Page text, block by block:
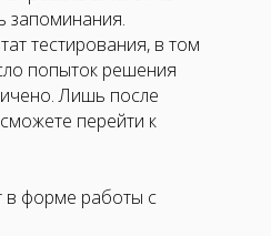
запоминания.
тестирования, в том
попыток решения
Лишь после
перейти к
в форме работы с